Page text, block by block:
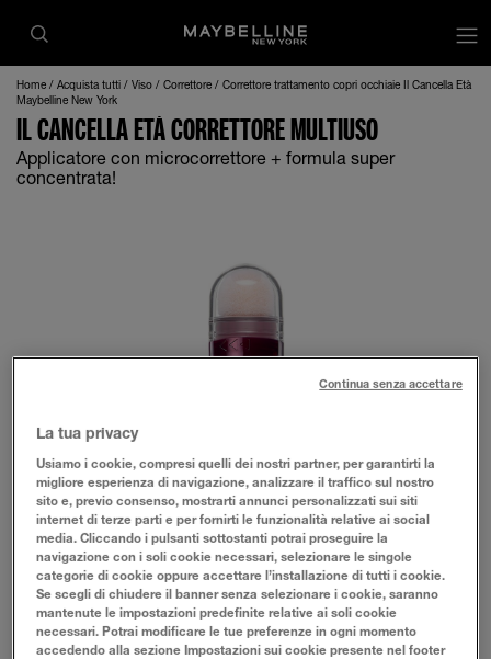
Home Acquista tutti Viso Correttore
Correttore trattamento copri occhiaie Il Cancella Età
Maybelline New York
IL CANCELLA ETÀ CORRETTORE MULTIUSO
Applicatore con microcorrettore + formula super
concentrata!
La tua privacy
Usiamo i cookie, compresi quelli dei nostri partner, per garantirti la
migliore esperienza di navigazione, analizzare il traffico sul nostro
sito e, previo consenso, mostrarti annunci personalizzati sui siti
internet di terze parti e per fornirti le funzionalità relative ai social
media. Cliccando i pulsanti sottostanti potrai proseguire la
navigazione con i soli cookie necessari, selezionare le singole
categorie di cookie oppure accettare l’installazione di tutti i cookie.
Se scegli di chiudere il banner senza selezionare i cookie, saranno
mantenute le impostazioni predefinite relative ai soli cookie
necessari. Potrai modificare le tue preferenze in ogni momento
accedendo alla sezione Impostazioni sui cookie presente nel footer
Continua senza accettare